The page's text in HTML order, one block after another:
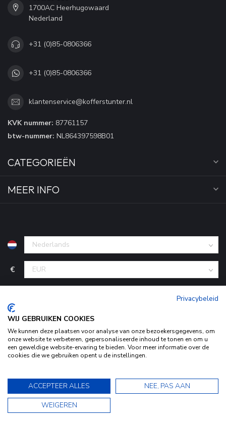
1700AC Heerhugowaard
Nederland
+31 (0)85-0806366
+31 (0)85-0806366
klantenservice@kofferstunter.nl
KVK nummer: 87761157
btw-nummer: NL864397598B01
CATEGORIEËN
MEER INFO
€
gebruik van cookies om onze website te verbeteren.
Dit bericht verbergen
Bekijk ons Privacy Statement voor meer informatie »
9.5
Privacybeleid
WIJ GEBRUIKEN COOKIES
We kunnen deze plaatsen voor analyse van onze bezoekersgegevens, om
onze website te verbeteren, gepersonaliseerde inhoud te tonen en om u
een geweldige website-ervaring te bieden. Voor meer informatie over de
cookies die we gebruiken opent u de instellingen.
ACCEPTEER ALLES
NEE, PAS AAN
WEIGEREN